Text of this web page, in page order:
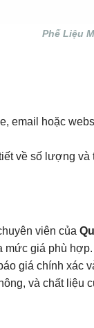
Phế Liệu
email hoặc
về số lượng
viên của
mức giá phù hợp.
giá chính xác
và chất liệu